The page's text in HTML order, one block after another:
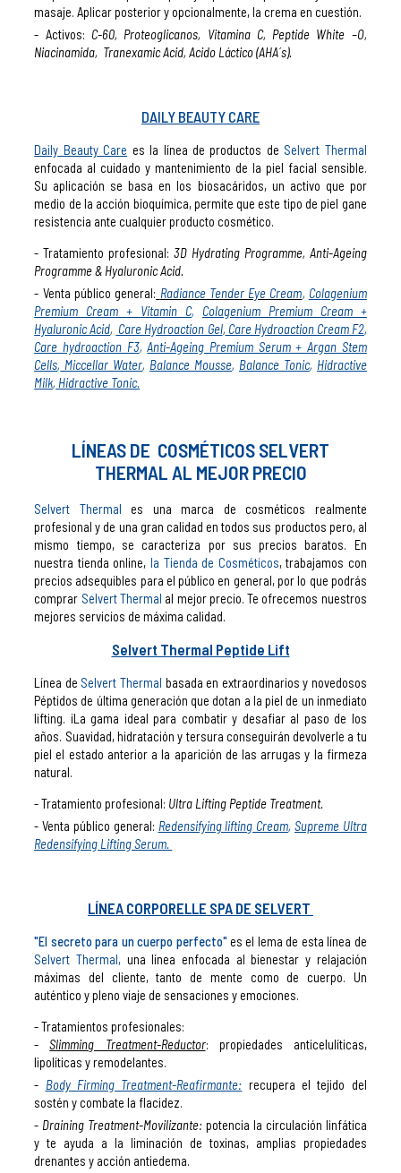
masaje. Aplicar posterior y opcionalmente, la crema en cuestión.
Activos: C-60, Proteoglicanos, Vitamina C, Peptide White –O,
Niacinamida, Tranexamic Acid, Acido Láctico (AHA´s).
DAILY BEAUTY CARE
Daily Beauty Care es la línea de productos de Selvert Thermal
enfocada al cuidado y mantenimiento de la piel facial sensible.
Su aplicación se basa en los biosacáridos, un activo que por
medio de la acción bioquímica, permite que este tipo de piel gane
resistencia ante cualquier producto cosmético.
Tratamiento profesional: 3D Hydrating Programme, Anti-Ageing
Programme & Hyaluronic Acid.
Venta público general: Radiance Tender Eye Cream, Colagenium
Premium Cream + Vitamin C, Colagenium Premium Cream +
Hyaluronic Acid, Care Hydroaction Gel, Care Hydroaction Cream F2,
Care hydroaction F3,Anti-Ageing Premium Serum + Argan Stem
Cells, Miccellar Water, Balance Mousse, Balance Tonic, Hidractive
Milk, Hidractive Tonic.
LÍNEAS DE COSMÉTICOS SELVERT
THERMAL AL MEJOR PRECIO
Selvert Thermal es una marca de cosméticos realmente
profesional y de una gran calidad en todos sus productos pero, al
mismo tiempo, se caracteriza por sus precios baratos. En
nuestra tienda online, la Tienda de Cosméticos, trabajamos con
precios adsequibles para el público en general, por lo que podrás
comprar Selvert Thermal al mejor precio. Te ofrecemos nuestros
mejores servicios de máxima calidad.
Selvert Thermal Peptide Lift
Línea de Selvert Thermal basada en extraordinarios y novedosos
Péptidos de última generación que dotan a la piel de un inmediato
lifting. ¡La gama ideal para combatir y desafiar al paso de los
años. Suavidad, hidratación y tersura conseguirán devolverle a tu
piel el estado anterior a la aparición de las arrugas y la firmeza
natural.
Tratamiento profesional: Ultra Lifting Peptide Treatment.
Venta público general: Redensifying lifting Cream, Supreme Ultra
Redensifying Lifting Serum.
LÍNEA CORPORELLE SPA DE SELVERT
"El secreto para un cuerpo perfecto"es el lema de esta línea de
Selvert Thermal,una línea enfocada al bienestar y relajación
máximas del cliente, tanto de mente como de cuerpo. Un
auténtico y pleno viaje de sensaciones y emociones.
Tratamientos profesionales:
Slimming Treatment-Reductor: propiedades anticelulíticas,
lipolíticas y remodelantes.
Body Firming Treatment-Reafirmante: recupera el tejido del
sostén y combate la flacidez.
Draining Treatment-Movilizante: potencia la circulación linfática
y te ayuda a la liminación de toxinas, amplias propiedades
drenantes y acción antiedema.